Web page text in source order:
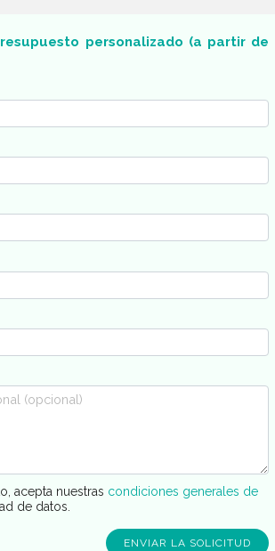
personalizado (a partir de
acepta nuestras condiciones generales de
de datos.